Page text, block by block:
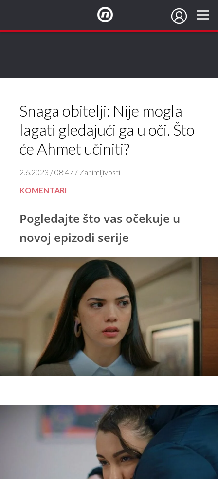
Snaga obitelji: Nije mogla
lagati gledajući ga u oči. Što
će Ahmet učiniti?
2.6.2023 / 08:47 / Zanimljivosti
KOMENTARI
Pogledajte što vas očekuje u
novoj epizodi serije